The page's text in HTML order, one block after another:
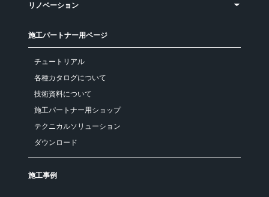
リノベーション
施工パートナー用ページ
チュートリアル
各種カタログについて
技術資料について
施工パートナー用ショップ
テクニカルソリューション
ダウンロード
施工事例